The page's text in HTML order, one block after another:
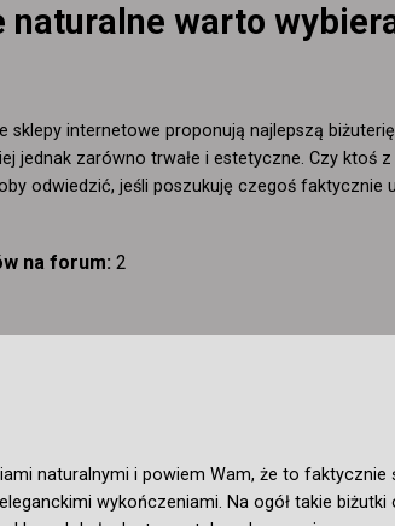
naturalne warto
sklepy internetowe proponują najlepszą
jednak zarówno trwałe i estetyczne. Czy ktoś
odwiedzić, jeśli poszukuję czegoś
na forum: 2
naturalnymi i powiem Wam, że to faktycznie
wykończeniami. Na ogół takie